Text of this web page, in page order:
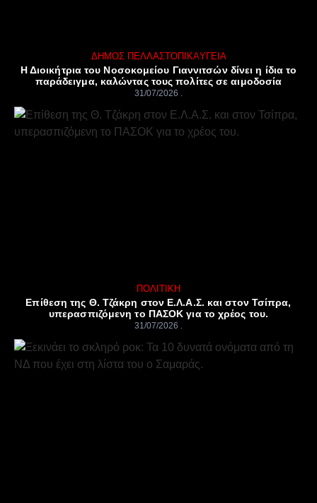
ΔΉΜΟΣ ΠΈΛΛΑΣΤΟΠΙΚΆΥΓΕΊΑ
Η Διοικήτρια του Νοσοκομείου Γιαννιτσών δίνει η ίδια το
παράδειγμα, καλώντας τους πολίτες σε αιμοδοσία
31/07/2026
ΠΟΛΙΤΙΚΉ
Επίθεση της Θ. Τζάκρη στον Ε.Λ.Α.Σ. και στον Τσίπρα,
υπερασπιζόμενη το ΠΑΣΟΚ για το χρέος του.
31/07/2026